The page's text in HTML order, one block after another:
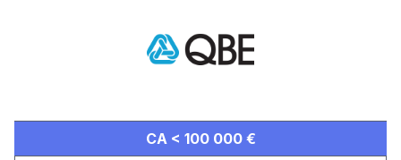
CA < 100 000 €